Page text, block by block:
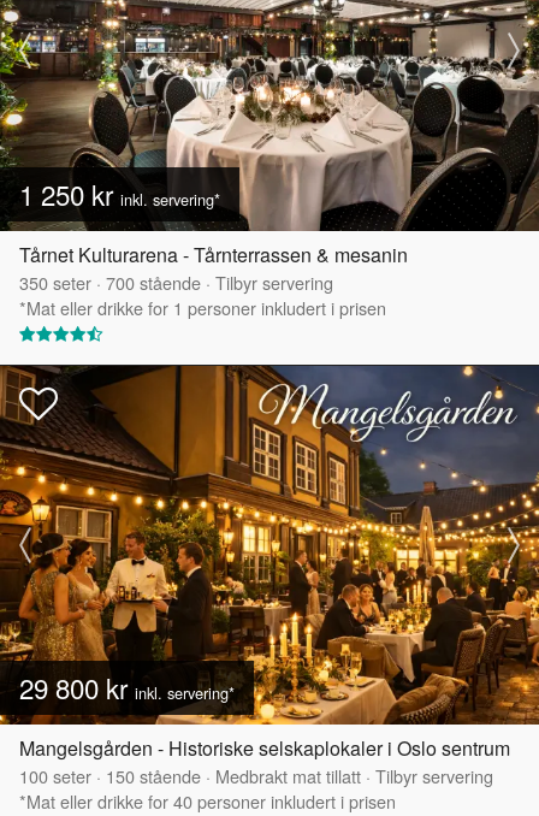
1 250 kr inkl. servering*
Tårnet Kulturarena - Tårnterrassen & mesanin
350seter · 700stående · Tilbyr servering
*Mat eller drikke for 1 personer inkludert i prisen
29 800 kr inkl. servering*
Mangelsgården - Historiske selskaplokaler i Oslo sentrum
100seter · 150stående · Medbrakt mat tillatt · Tilbyr servering
*Mat eller drikke for 40 personer inkludert i prisen